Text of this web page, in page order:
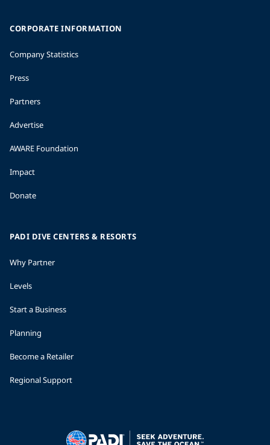
CORPORATE INFORMATION
Company Statistics
Press
Partners
Advertise
AWARE Foundation
Impact
Donate
PADI DIVE CENTERS & RESORTS
Why Partner
Levels
Start a Business
Planning
Become a Retailer
Regional Support